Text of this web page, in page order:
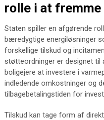
rolle i at
Staten spiller en afgørende
bæredygtige energiløsninger
forskellige tilskud og
støtteordninger er designet
boligejere at investere i
indledende omkostninger og
tilbagebetalingstiden for
Tilskud kan tage form af